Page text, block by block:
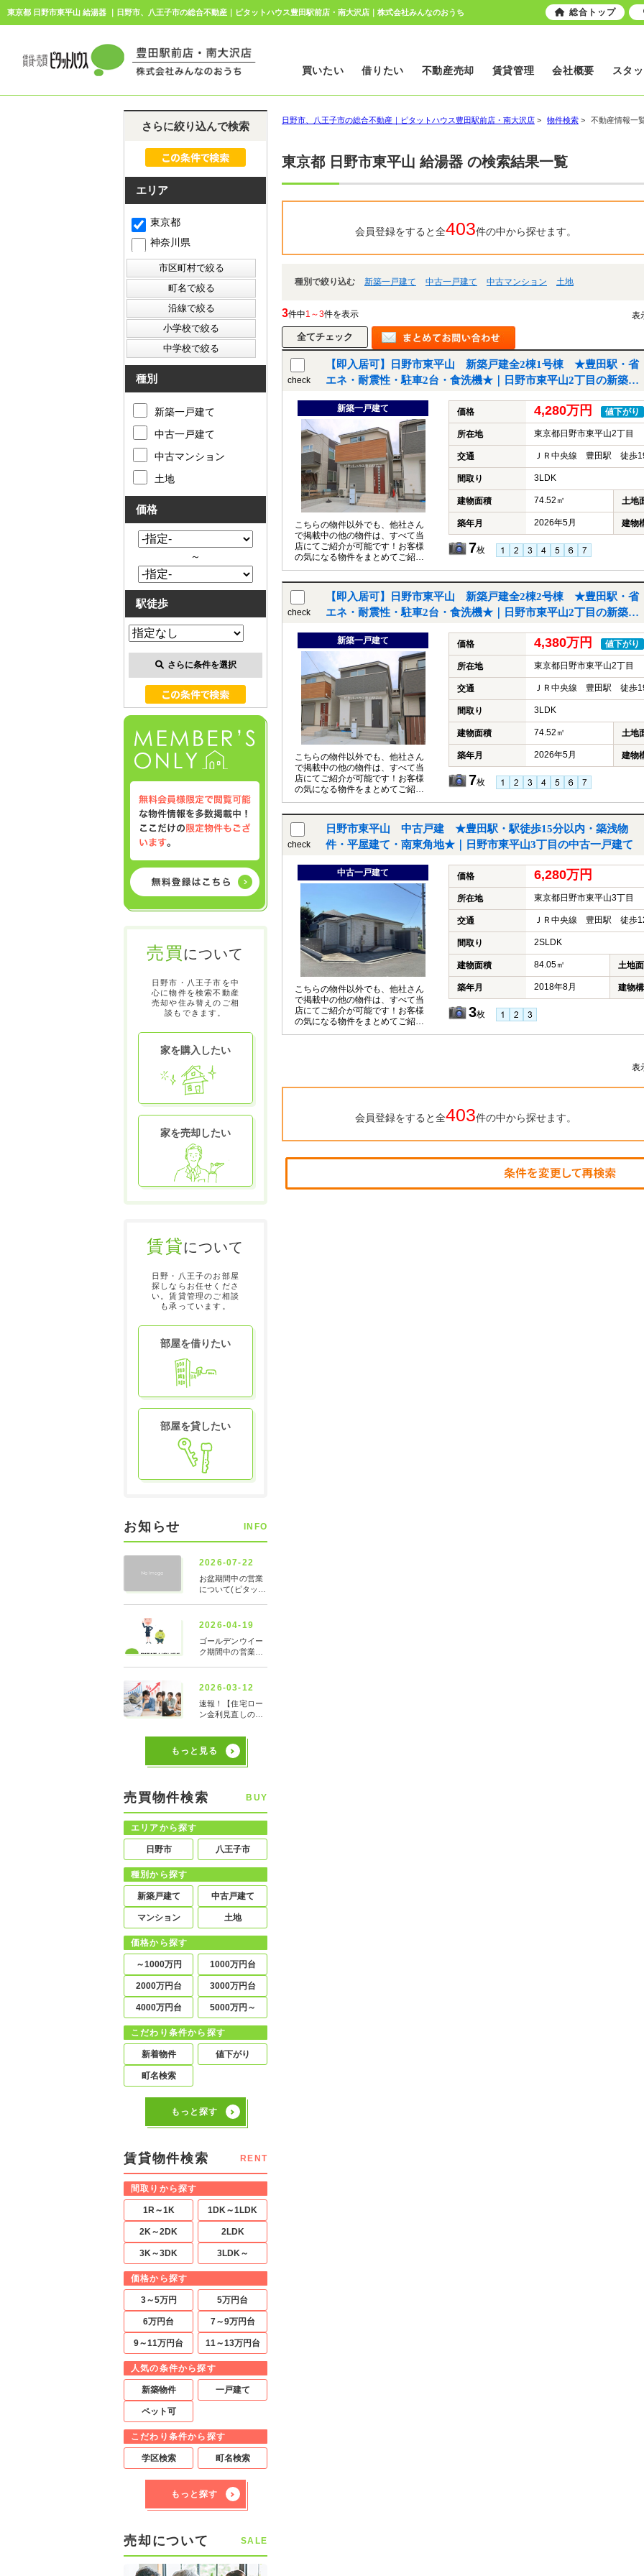
東京都 日野市東平山 給湯器 ｜日野市、八王子市の総合不動産｜ピタットハウス豊田駅前店・南大沢店｜株式会社みんなのおうち
買いたい 借りたい 不動産売却 賃貸管理 会社概要 スタ
日野市、八王子市の総合不動産｜ピタットハウス豊田駅前店・南大沢店 > 物件検索 > 不動産情報一
東京都 日野市東平山 給湯器 の検索結果一覧
会員登録をすると全403件の中から探せます。
種別で絞り込む 新築一戸建て 中古一戸建て 中古マンション 土地
3件中1～3件を表示 表
check
【即入居可】日野市東平山 新築戸建全2棟1号棟 ★豊田駅・省
エネ・耐震性・駐車2台・食洗機★｜日野市東平山2丁目の新築一
新築一戸建て
こちらの物件以外でも、他社さん
で掲載中の他の物件は、すべて当
店にてご紹介が可能です！お客様
の気になる物件をまとめてご紹介
させていただきますので、『〇〇
お申し付けください♪
価格 4,280万円 値下がり
所在地 東京都日野市東平山2丁目
交通 ＪＲ中央線 豊田駅 徒歩
間取り 3LDK
建物面積 74.52㎡ 土地
築年月 2026年5月 建物
7枚
check
【即入居可】日野市東平山 新築戸建全2棟2号棟 ★豊田駅・省
エネ・耐震性・駐車2台・食洗機★｜日野市東平山2丁目の新築一
新築一戸建て
こちらの物件以外でも、他社さん
で掲載中の他の物件は、すべて当
店にてご紹介が可能です！お客様
の気になる物件をまとめてご紹介
させていただきますので、『〇〇
お申し付けください♪
価格 4,380万円 値下がり
所在地 東京都日野市東平山2丁目
交通 ＪＲ中央線 豊田駅 徒歩
間取り 3LDK
建物面積 74.52㎡ 土地
築年月 2026年5月 建物
7枚
check
日野市東平山 中古戸建 ★豊田駅・駅徒歩15分以内・築浅物
件・平屋建て・南東角地★｜日野市東平山3丁目の中古一戸建て
中古一戸建て
こちらの物件以外でも、他社さん
で掲載中の他の物件は、すべて当
店にてご紹介が可能です！お客様
の気になる物件をまとめてご紹介
させていただきますので、『〇〇
価格 6,280万円
所在地 東京都日野市東平山3丁目
交通 ＪＲ中央線 豊田駅 徒歩
間取り 2SLDK
建物面積 84.05㎡ 土地
築年月 2018年8月 建物
3枚
表
会員登録をすると全403件の中から探せます。
さらに絞り込んで検索
エリア
東京都
神奈川県
種別
新築一戸建て
中古一戸建て
中古マンション
土地
価格
～
駅徒歩
さらに条件を選択
売買について
日野市・八王子市を中
心に物件を検索不動産
売却や住み替えのご相
談もできます。
家を購入したい
家を売却したい
賃貸について
日野・八王子のお部屋
探しならお任せくださ
い。賃貸管理のご相談
も承っています。
部屋を借りたい
部屋を貸したい
お知らせ INFO
もっと見る
売買物件検索 BUY
エリアから探す
日野市 八王子市
種別から探す
新築戸建て 中古戸建て
マンション 土地
価格から探す
～1000万円 1000万円台
2000万円台 3000万円台
4000万円台 5000万円～
こだわり条件から探す
新着物件 値下がり
町名検索
もっと探す
賃貸物件検索 RENT
間取りから探す
1R～1K 1DK～1LDK
2K～2DK 2LDK
3K～3DK 3LDK～
価格から探す
3～5万円 5万円台
6万円台 7～9万円台
9～11万円台 11～13万円台
人気の条件から探す
新築物件 一戸建て
ペット可
こだわり条件から探す
学区検索 町名検索
もっと探す
売却について SALE
総合トップ